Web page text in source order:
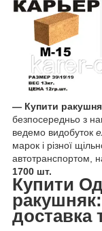
— Купити
безпосередньо з
ведемо видобуток
марок і різної
автотранспортом,
1700 шт.
Купити
доставка